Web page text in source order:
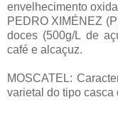
envelhecimento
PEDRO XIMÉNEZ
doces (500g/L de
café e alcaçuz.
MOSCATEL:
varietal do tipo casca